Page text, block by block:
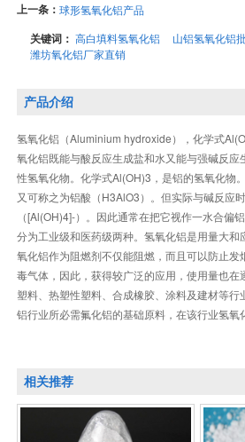
上一条：球形氢氧化铝产品
关键词：高白填料氢氧化铝 山铝氢氧化铝
潍坊氧化铝厂家直销
产品介绍
氢氧化铝（Aluminium hydroxide），化学式
氧化铝既能与酸反应生成盐和水又能与强碱反
性氢氧化物。化学式Al(OH)3，是铝的氢氧化物
又可称之为铝酸（H3AlO3）。但实际与碱反应
（[Al(OH)4]-）。因此通常在把它视作一水合偏
分为工业级和医药级两种。氢氧化铝是用量大
氧化铝作为阻燃剂不仅能阻燃，而且可以防止
毒气体，因此，获得较广泛的应用，使用量也在
塑料、热塑性塑料、合成橡胶、涂料及建材等
铝行业所必需氟化铝的基础原料，在该行业氢氧
相关推荐